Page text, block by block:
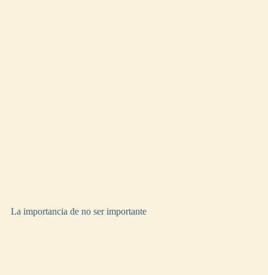
La importancia de no ser importante